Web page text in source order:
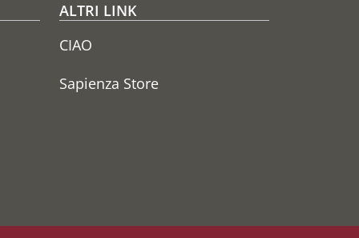
ALTRI LINK
CIAO
Sapienza Store